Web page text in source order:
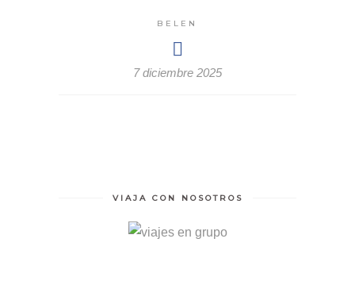
BELEN
7 diciembre 2025
VIAJA CON NOSOTROS